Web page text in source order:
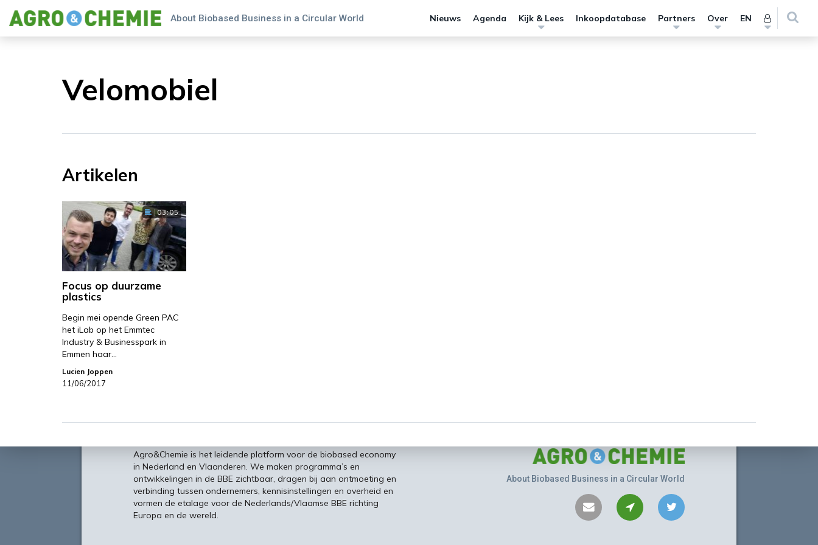
About Biobased Business in a Circular World Nieuws Agenda Kijk & Lees Inkoopdatabase Partners Over EN
Velomobiel
Artikelen
03:05
Focus op duurzame
plastics
Begin mei opende Green PAC
het iLab op het Emmtec
Industry & Businesspark in
Emmen haar…
Lucien Joppen
11/06/2017
Agro&Chemie is het leidende platform voor de biobased economy
in Nederland en Vlaanderen. We maken programma’s en
ontwikkelingen in de BBE zichtbaar, dragen bij aan ontmoeting en
verbinding tussen ondernemers, kennisinstellingen en overheid en
vormen de etalage voor de Nederlands/Vlaamse BBE richting
Europa en de wereld.
About Biobased Business in a Circular World